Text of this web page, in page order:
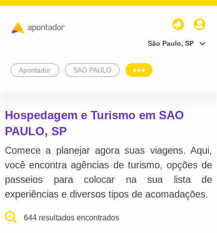
São Paulo, SP
Apontador SAO PAULO
Hospedagem e Turismo em SAO
PAULO, SP
Comece a planejar agora suas viagens. Aqui,
você encontra agências de turismo, opções de
passeios para colocar na sua lista de
experiências e diversos tipos de acomadações.
644 resultados encontrados